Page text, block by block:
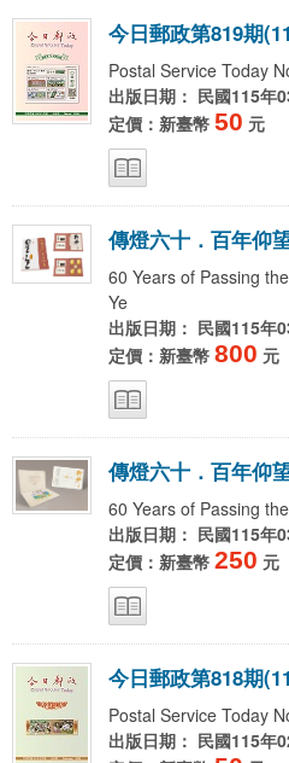
今日郵政第819期(11
Postal Service Today
出版日期： 民國115年
定價：新臺幣 50 元
傳燈六十 ． 百年仰
60 Years of Passing
Ye
出版日期： 民國115年
定價：新臺幣 800 元
傳燈六十 ． 百年仰
60 Years of Passing
出版日期： 民國115年
定價：新臺幣 250 元
今日郵政第818期(11
Postal Service Today
出版日期： 民國115年